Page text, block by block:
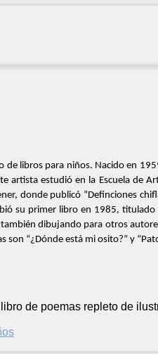
de libros para niños. Nacido en
artista estudió en la Escuela de
donde publicó “Definciones
su primer libro en 1985,
dibujando para otros
son “¿Dónde está mi osito?” y
de poemas repleto de